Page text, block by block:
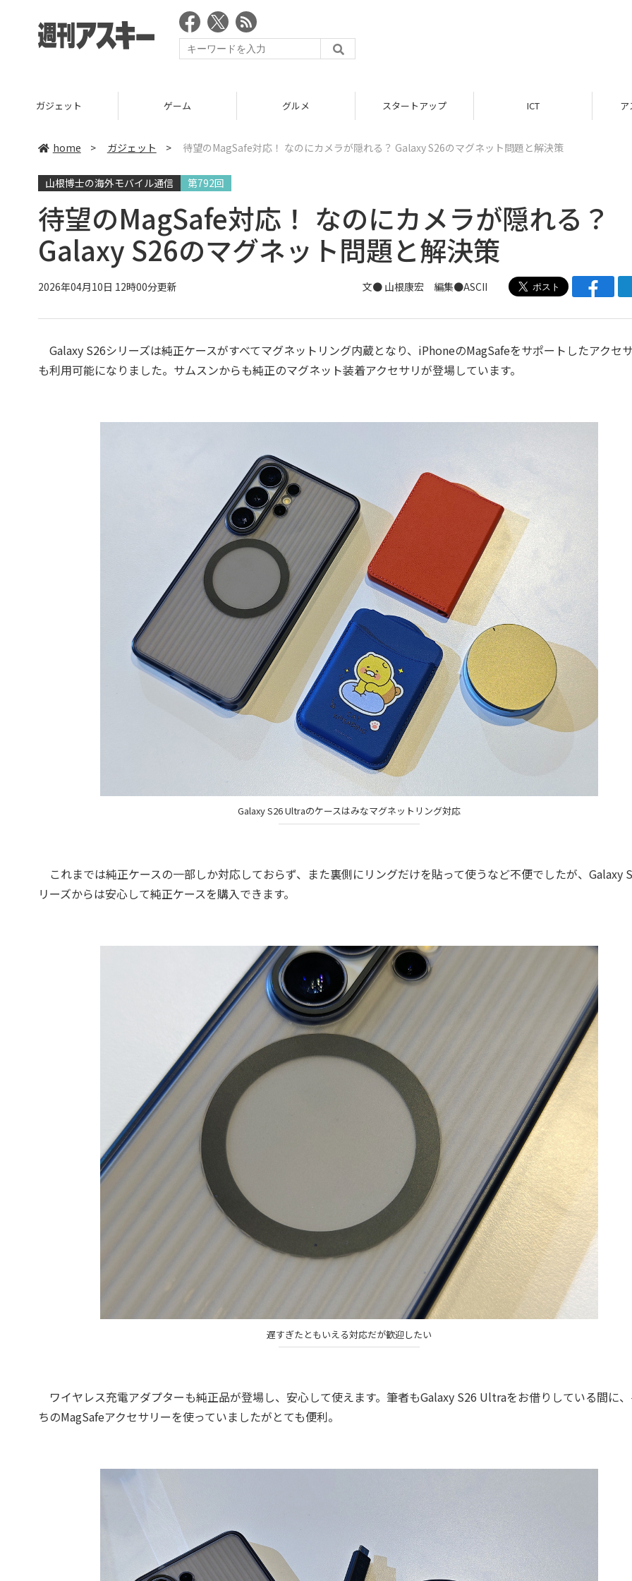
ガジェット ゲーム グルメ スタートアップ ICT ア
home > ガジェット > 待望のMagSafe対応！ なのにカメラが隠れる？ Galaxy S26のマグネット問題と解決策
山根博士の海外モバイル通信 第792回
待望のMagSafe対応！ なのにカメラが隠れる？
Galaxy S26のマグネット問題と解決策
2026年04月10日 12時00分更新 文● 山根康宏 編集●ASCII
Galaxy S26シリーズは純正ケースがすべてマグネットリング内蔵となり、iPhoneのMagSafeをサポートしたアクセ
も利用可能になりました。サムスンからも純正のマグネット装着アクセサリが登場しています。
Galaxy S26 Ultraのケースはみなマグネットリング対応
これまでは純正ケースの一部しか対応しておらず、また裏側にリングだけを貼って使うなど不便でしたが、Galaxy
リーズからは安心して純正ケースを購入できます。
遅すぎたともいえる対応だが歓迎したい
ワイヤレス充電アダプターも純正品が登場し、安心して使えます。筆者もGalaxy S26 Ultraをお借りしている間に
ちのMagSafeアクセサリーを使っていましたがとても便利。